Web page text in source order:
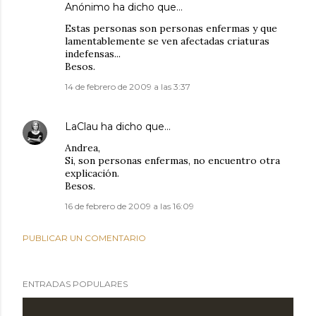
Anónimo ha dicho que…
Estas personas son personas enfermas y que
lamentablemente se ven afectadas criaturas
indefensas...
Besos.
14 de febrero de 2009 a las 3:37
LaClau ha dicho que…
Andrea,
Si, son personas enfermas, no encuentro otra
explicación.
Besos.
16 de febrero de 2009 a las 16:09
PUBLICAR UN COMENTARIO
ENTRADAS POPULARES